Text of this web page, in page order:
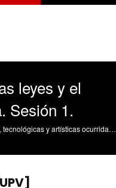
leyes y el
Sesión 1.
Divulgación de las actividades científicas, tecnológicas y artísticas ocurridas en los tres campus de la UPV